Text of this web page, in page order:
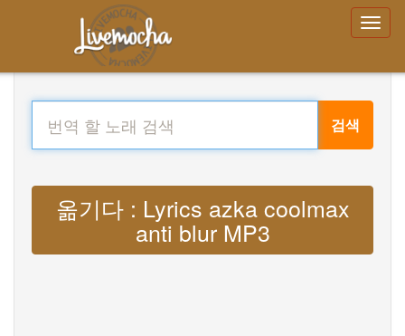
검색
옮기다 : Lyrics azka coolmax
anti blur MP3